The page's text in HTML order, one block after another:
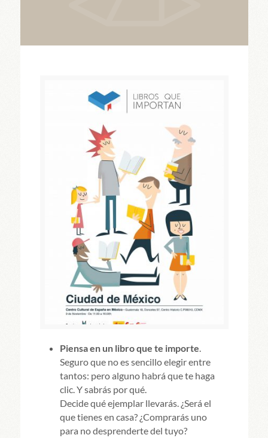
Piensa en un libro que te importe.
Seguro que no es sencillo elegir entre
tantos: pero alguno habrá que te haga
clic. Y sabrás por qué.
Decide qué ejemplar llevarás. ¿Será el
que tienes en casa? ¿Comprarás uno
para no desprenderte del tuyo?